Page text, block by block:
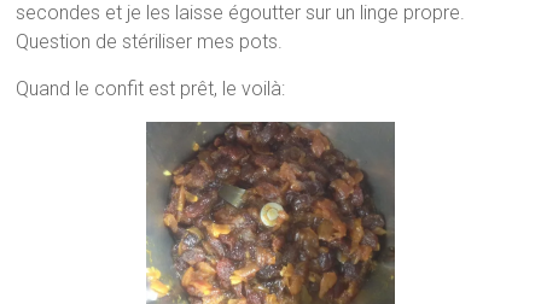
secondes et je les laisse égoutter sur un linge propre.
Question de stériliser mes pots.
Quand le confit est prêt, le voilà: